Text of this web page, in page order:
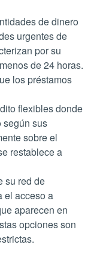
de dinero
urgentes de
por su
de 24 horas.
los préstamos
flexibles donde
según sus
sobre el
restablece a
su red de
el acceso a
aparecen en
opciones son